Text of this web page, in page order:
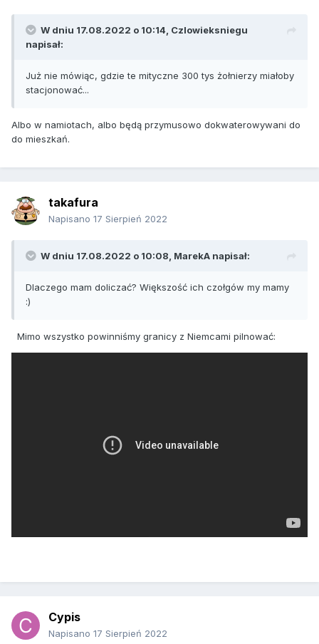
W dniu 17.08.2022 o 10:14, Czlowieksniegu
napisał:
Już nie mówiąc, gdzie te mityczne 300 tys żołnierzy miałoby
stacjonować...
Albo w namiotach, albo będą przymusowo dokwaterowywani do
do mieszkań.
takafura
Napisano 17 Sierpień 2022
W dniu 17.08.2022 o 10:08, MarekA napisał:
Dlaczego mam doliczać? Większość ich czołgów my mamy
:)
Mimo wszystko powinniśmy granicy z Niemcami pilnować:
Cypis
Napisano 17 Sierpień 2022